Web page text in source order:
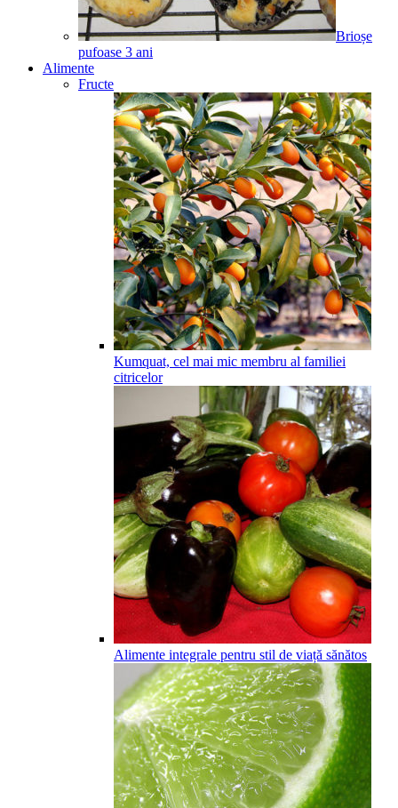
Brioșe
pufoase 3 ani
Alimente
Fructe
Kumquat, cel mai mic membru al familiei
citricelor
Alimente integrale pentru stil de viață sănătos